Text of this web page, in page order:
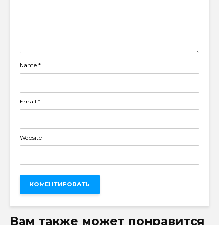
Name *
Email *
Website
Вам также может понравится